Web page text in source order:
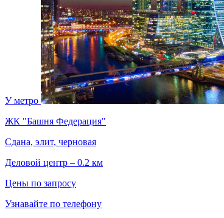
У метро
ЖК "Башня Федерация"
Сдана, элит, черновая
Деловой центр – 0.2 км
Цены по запросу
Узнавайте по телефону